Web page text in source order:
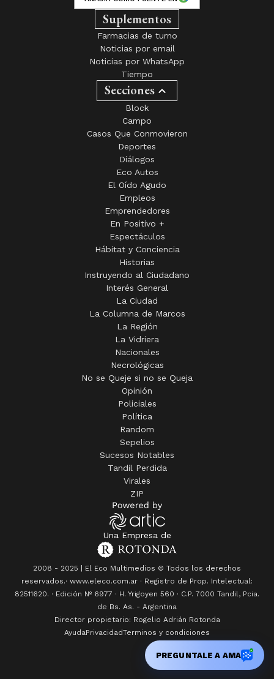
Suplementos
Farmacias de turno
Noticias por email
Noticias por WhatsApp
Tiempo
Secciones
Block
Campo
Casos Que Conmovieron
Deportes
Diálogos
Eco Autos
El Oído Agudo
Empleos
Emprendedores
En Positivo +
Espectáculos
Hábitat y Conciencia
Historias
Instruyendo al Ciudadano
Interés General
La Ciudad
La Columna de Marcos
La Región
La Vidriera
Nacionales
Necrológicas
No se Queje si no se Queja
Opinión
Policiales
Política
Random
Sepelios
Sucesos Notables
Tandil Perdida
Virales
ZIP
Una Empresa de
2008 - 2025 | El Eco Multimedios © Todos los derechos
reservados.· www.eleco.com.ar · Registro de Prop. Intelectual:
82511620. · Edición Nº 6977 · H. Yrigoyen 560 · C.P. 7000 Tandil, Pcia.
de Bs. As. - Argentina
Director propietario: Rogelio Adrián Rotonda
AyudaPrivacidadTerminos y condiciones
PREGUNTALE A AMA